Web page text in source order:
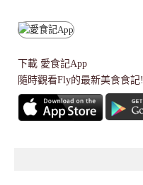
下載 愛食記App
隨時觀看Fly的最新美食食記!